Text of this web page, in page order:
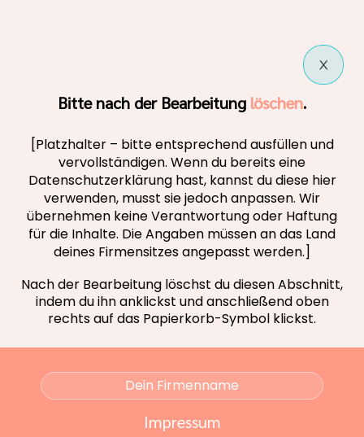
Bitte nach der Bearbeitung löschen.
[Platzhalter – bitte entsprechend ausfüllen und
vervollständigen. Wenn du bereits eine
Datenschutzerklärung hast, kannst du diese hier
verwenden, musst sie jedoch anpassen. Wir
übernehmen keine Verantwortung oder Haftung
für die Inhalte. Die Angaben müssen an das Land
deines Firmensitzes angepasst werden.]
Nach der Bearbeitung löschst du diesen Abschnitt,
indem du ihn anklickst und anschließend oben
rechts auf das Papierkorb-Symbol klickst.
Dein Firmenname
Impressum